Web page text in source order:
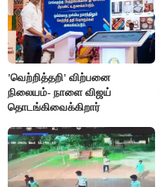
'வெற்றித்தறி' விற்பனை
நிலையம்- நாளை விஜய்
தொடங்கிவைக்கிறார்